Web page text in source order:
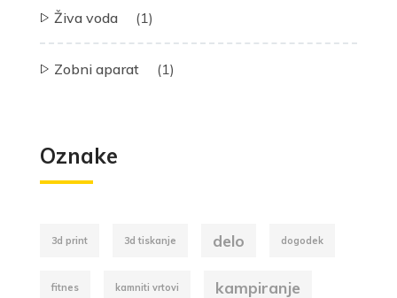
Živa voda (1)
Zobni aparat (1)
Oznake
3d print 3d tiskanje delo dogodek
fitnes kamniti vrtovi kampiranje